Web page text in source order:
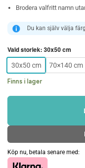
Brodera valfritt namn
Du kan själv välja
Vald storlek: 30x50 cm
30x50 cm 70×140 cm
Finns i lager
Köp nu, betala senare med: